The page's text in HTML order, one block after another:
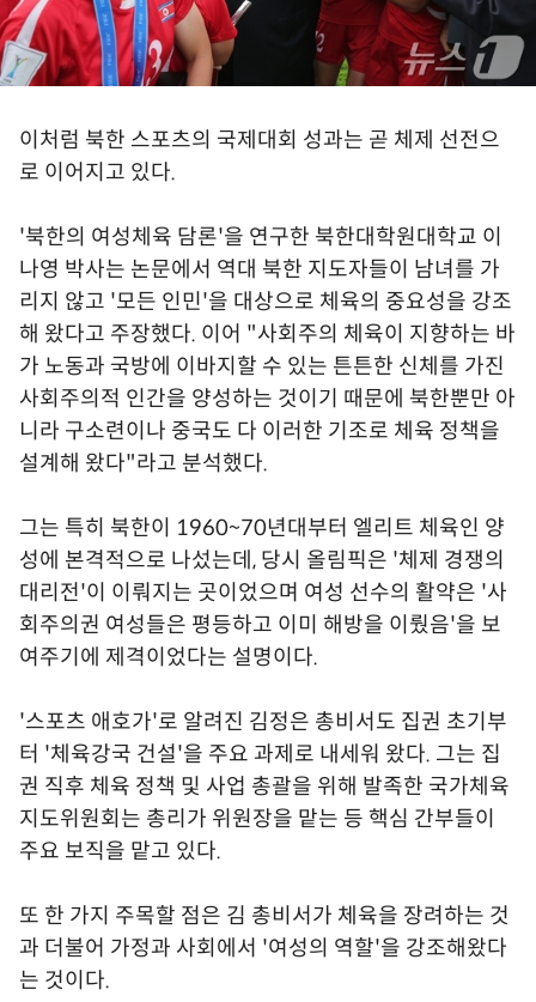
이처럼 북한 스포츠의 국제대회 성과는 곧 체제 선전으
로 이어지고 있다.
'북한의 여성체육 담론'을 연구한 북한대학원대학교 이
나영 박사는 논문에서 역대 북한 지도자들이 남녀를 가
리지 않고 '모든 인민'을 대상으로 체육의 중요성을 강조
해 왔다고 주장했다. 이어 "사회주의 체육이 지향하는 바
가 노동과 국방에 이바지할 수 있는 튼튼한 신체를 가진
사회주의적 인간을 양성하는 것이기 때문에 북한뿐만 아
니라 구소련이나 중국도 다 이러한 기조로 체육 정책을
설계해 왔다"라고 분석했다.
그는 특히 북한이 1960~70년대부터 엘리트 체육인 양
성에 본격적으로 나섰는데, 당시 올림픽은 '체제 경쟁의
대리전'이 이뤄지는 곳이었으며 여성 선수의 활약은 '사
회주의권 여성들은 평등하고 이미 해방을 이뤘음'을 보
여주기에 제격이었다는 설명이다.
'스포츠 애호가'로 알려진 김정은 총비서도 집권 초기부
터 '체육강국 건설'을 주요 과제로 내세워 왔다. 그는 집
권 직후 체육 정책 및 사업 총괄을 위해 발족한 국가체육
지도위원회는 총리가 위원장을 맡는 등 핵심 간부들이
주요 보직을 맡고 있다.
또 한 가지 주목할 점은 김 총비서가 체육을 장려하는 것
과 더불어 가정과 사회에서 '여성의 역할'을 강조해왔다
는 것이다.